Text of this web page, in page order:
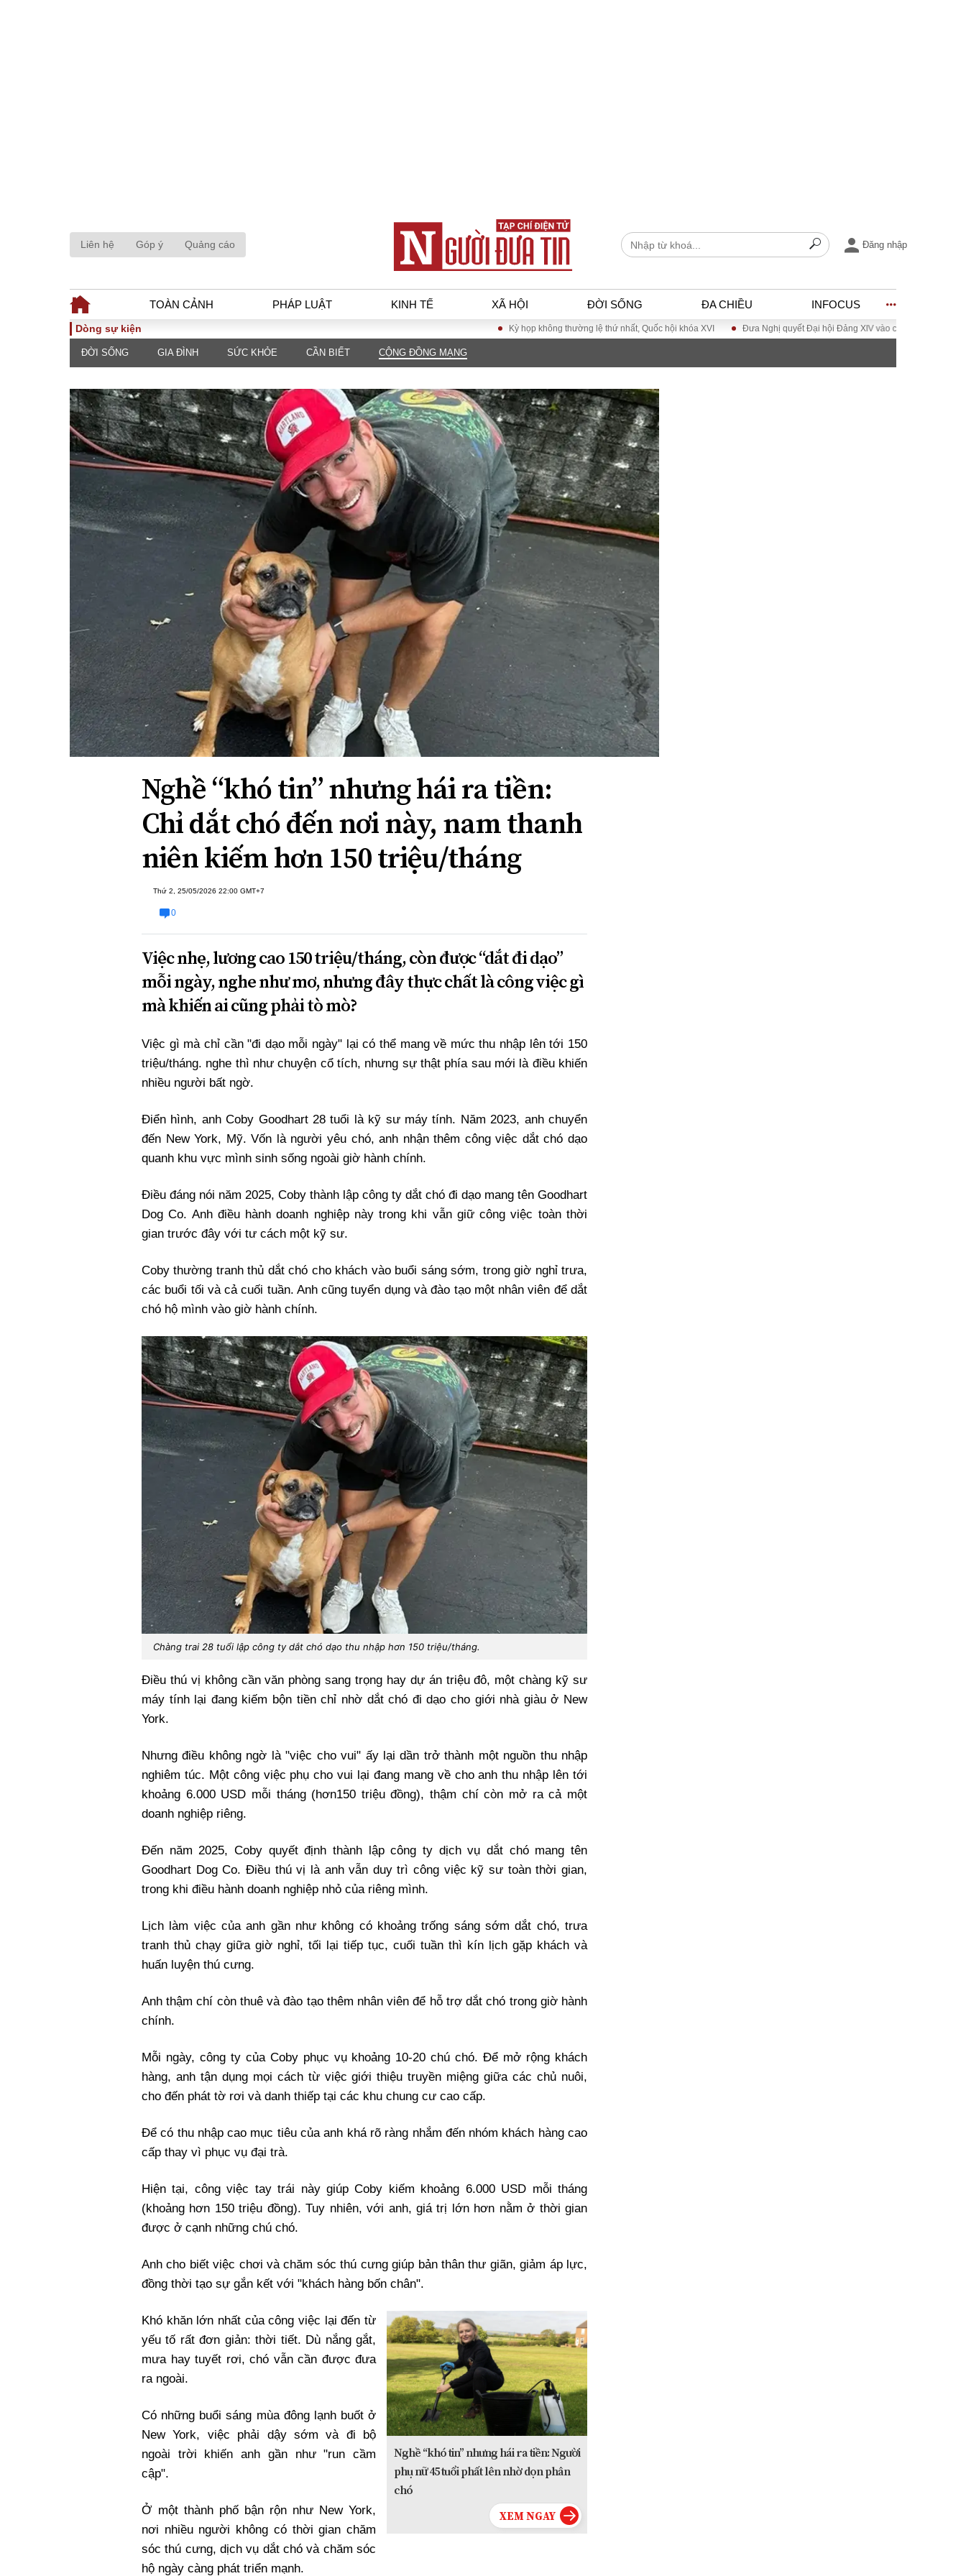
Liên hệ Góp ý Quảng cáo Đăng nhập
TOÀN CẢNH PHÁP LUẬT KINH TẾ XÃ HỘI ĐỜI SỐNG ĐA CHIỀU INFOCUS
TOÀN CẢNH
Chính sách
Sự kiện
Đối thoại
Thế giới
PHÁP LUẬT
luật
Góc nhìn luật gia
Hồ sơ điều tra
Tiếng nói công dân
An ninh - Hình sự
KINH TẾ
Tài chính - Ngân
hàng
Kinh tế vĩ mô
Hồ sơ doanh
nghiệp
Xu hướng thị
trường
Tiêu dùng và dư
luận
Công nghệ
Giáo dục
Văn hoá
Môi trường
Giao thông – Đô thị
ĐA CHIỀU
Quan điểm
Xi nhan Trái Phải
Bạn đọc viết
INFOCUS
Dòng sự kiện Kỳ họp không thường lệ thứ nhất, Quốc hội khóa XVI Đưa Nghị quyết Đại hội Đảng XIV vào cuộc sống
ĐỜI SỐNG GIA ĐÌNH SỨC KHỎE CẦN BIẾT CỘNG ĐỒNG MẠNG
Nghề “khó tin” nhưng hái ra tiền:
Chỉ dắt chó đến nơi này, nam thanh
niên kiếm hơn 150 triệu/tháng
Thứ 2, 25/05/2026 22:00 GMT+7
0
Việc nhẹ, lương cao 150 triệu/tháng, còn được “dắt đi dạo”
mỗi ngày, nghe như mơ, nhưng đây thực chất là công việc gì
mà khiến ai cũng phải tò mò?
Việc gì mà chỉ cần "đi dạo mỗi ngày" lại có thể mang về mức thu nhập lên tới 150
triệu/tháng. nghe thì như chuyện cổ tích, nhưng sự thật phía sau mới là điều khiến
nhiều người bất ngờ.
Điển hình, anh Coby Goodhart 28 tuổi là kỹ sư máy tính. Năm 2023, anh chuyển
đến New York, Mỹ. Vốn là người yêu chó, anh nhận thêm công việc dắt chó dạo
quanh khu vực mình sinh sống ngoài giờ hành chính.
Điều đáng nói năm 2025, Coby thành lập công ty dắt chó đi dạo mang tên Goodhart
Dog Co. Anh điều hành doanh nghiệp này trong khi vẫn giữ công việc toàn thời
gian trước đây với tư cách một kỹ sư.
Coby thường tranh thủ dắt chó cho khách vào buổi sáng sớm, trong giờ nghỉ trưa,
các buổi tối và cả cuối tuần. Anh cũng tuyển dụng và đào tạo một nhân viên để dắt
chó hộ mình vào giờ hành chính.
Chàng trai 28 tuổi lập công ty dắt chó dạo thu nhập hơn 150 triệu/tháng.
Điều thú vị không cần văn phòng sang trọng hay dự án triệu đô, một chàng kỹ sư
máy tính lại đang kiếm bộn tiền chỉ nhờ dắt chó đi dạo cho giới nhà giàu ở New
York.
Nhưng điều không ngờ là "việc cho vui" ấy lại dần trở thành một nguồn thu nhập
nghiêm túc. Một công việc phụ cho vui lại đang mang về cho anh thu nhập lên tới
khoảng 6.000 USD mỗi tháng (hơn150 triệu đồng), thậm chí còn mở ra cả một
doanh nghiệp riêng.
Đến năm 2025, Coby quyết định thành lập công ty dịch vụ dắt chó mang tên
Goodhart Dog Co. Điều thú vị là anh vẫn duy trì công việc kỹ sư toàn thời gian,
trong khi điều hành doanh nghiệp nhỏ của riêng mình.
Lịch làm việc của anh gần như không có khoảng trống sáng sớm dắt chó, trưa
tranh thủ chạy giữa giờ nghỉ, tối lại tiếp tục, cuối tuần thì kín lịch gặp khách và
huấn luyện thú cưng.
Anh thậm chí còn thuê và đào tạo thêm nhân viên để hỗ trợ dắt chó trong giờ hành
chính.
Mỗi ngày, công ty của Coby phục vụ khoảng 10-20 chú chó. Để mở rộng khách
hàng, anh tận dụng mọi cách từ việc giới thiệu truyền miệng giữa các chủ nuôi,
cho đến phát tờ rơi và danh thiếp tại các khu chung cư cao cấp.
Để có thu nhập cao mục tiêu của anh khá rõ ràng nhắm đến nhóm khách hàng cao
cấp thay vì phục vụ đại trà.
Hiện tại, công việc tay trái này giúp Coby kiếm khoảng 6.000 USD mỗi tháng
(khoảng hơn 150 triệu đồng). Tuy nhiên, với anh, giá trị lớn hơn nằm ở thời gian
được ở cạnh những chú chó.
Anh cho biết việc chơi và chăm sóc thú cưng giúp bản thân thư giãn, giảm áp lực,
đồng thời tạo sự gắn kết với "khách hàng bốn chân".
Nghề “khó tin” nhưng hái ra tiền: Người
phụ nữ 45 tuổi phất lên nhờ dọn phân
chó
Khó khăn lớn nhất của công việc lại đến từ
yếu tố rất đơn giản: thời tiết. Dù nắng gắt,
mưa hay tuyết rơi, chó vẫn cần được đưa
ra ngoài.
Có những buổi sáng mùa đông lạnh buốt ở
New York, việc phải dậy sớm và đi bộ
ngoài trời khiến anh gần như "run cầm
cập".
Ở một thành phố bận rộn như New York,
nơi nhiều người không có thời gian chăm
sóc thú cưng, dịch vụ dắt chó và chăm sóc
hộ ngày càng phát triển mạnh.